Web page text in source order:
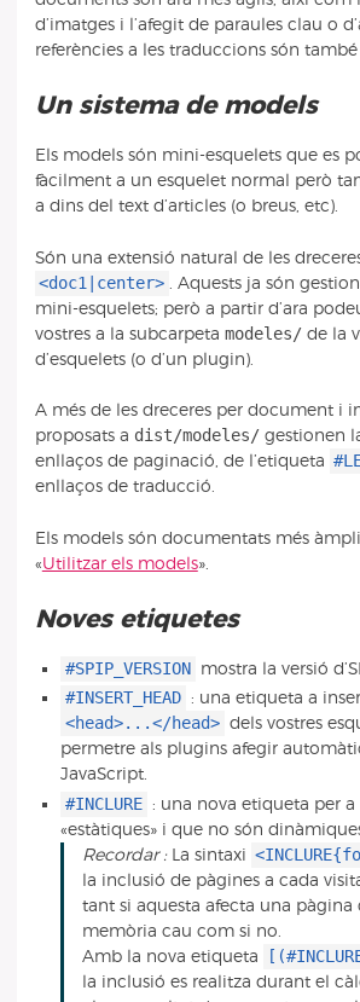
d’imatges i l’afegit de paraules clau o
referències a les traduccions són també
Un sistema de models
Els models són mini-esquelets que es
fàcilment a un esquelet normal però
a dins del text d’articles (o breus, etc).
Són una extensió natural de les
<doc1|center>
. Aquests ja són
mini-esquelets; però a partir d’ara
vostres a la subcarpeta modeles/de la
d’esquelets (o d’un plugin).
A més de les dreceres per document i
proposats a dist/modeles/gestionen
enllaços de paginació, de l’etiqueta
enllaços de traducció.
Els models són documentats més
«Utilitzar els models».
Noves etiquetes
#SPIP_VERSION mostra la versió
#INSERT_HEAD : una etiqueta a
<head>...</head> dels vostres
permetre als plugins afegir
JavaScript.
#INCLURE : una nova etiqueta per a
«estàtiques» i que no són
Recordar :La sintaxi
la inclusió de pàgines a cada
tant si aquesta afecta una pàgina
memòria cau com si no.
Amb la nova etiqueta
la inclusió es realitza durant el